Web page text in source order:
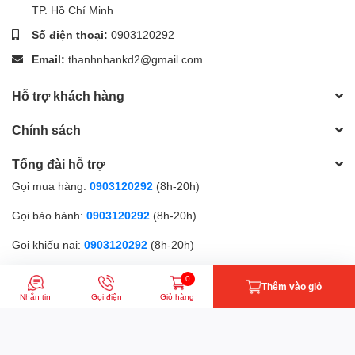
TP. Hồ Chí Minh
Số điện thoại: 0903120292
Email: thanhnhankd2@gmail.com
Hỗ trợ khách hàng
Chính sách
Tổng đài hỗ trợ
Gọi mua hàng: 0903120292 (8h-20h)
Gọi bảo hành: 0903120292 (8h-20h)
Gọi khiếu nại: 0903120292 (8h-20h)
Phương thức thanh toán
Nhắn tin Gọi điện
0
Giỏ hàng
Thêm vào giỏ